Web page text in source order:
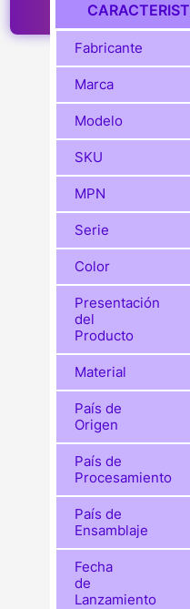
Fabricante
Marca
Modelo
SKU
MPN
Serie
Color
Presentación
del
Producto
Material
País de
Origen
País de
Procesamiento
País de
Ensamblaje
Fecha
de
Lanzamiento